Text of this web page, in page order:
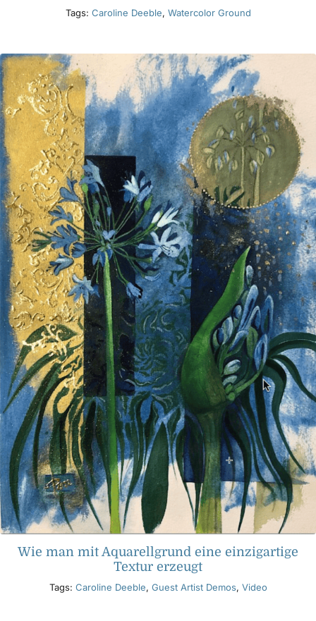
Tags: Caroline Deeble, Watercolor Ground
Wie man mit Aquarellgrund eine einzigartige
Textur erzeugt
Tags: Caroline Deeble, Guest Artist Demos, Video